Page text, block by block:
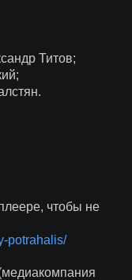
Титов;
чтобы не
potrahalis/